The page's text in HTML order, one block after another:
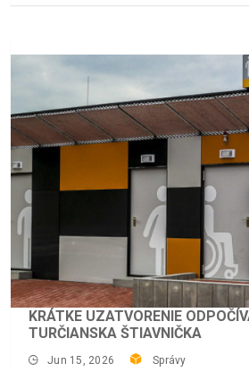
KRÁTKE UZATVORENIE
TURČIANSKA ŠTIAVNIČKA
Jun 15, 2026 Správy